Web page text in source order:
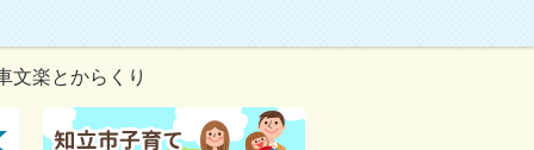
文楽とからくり